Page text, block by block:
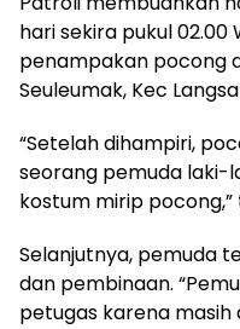
hari sekira pukul
penampakan pocong
Seuleumak, Kec
“Setelah dihampiri,
seorang pemuda laki-
kostum mirip
Selanjutnya, pemuda
dan pembinaan.
petugas karena masih